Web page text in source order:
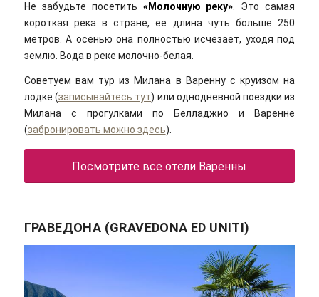
Не забудьте посетить «Молочную реку» . Это самая
короткая река в стране, ее длина чуть больше 250
метров. А осенью она полностью исчезает, уходя под
землю. Вода в реке молочно-белая.
Советуем вам тур из Милана в Варенну с круизом на
лодке (записывайтесь тут) или однодневной поездки из
Милана с прогулками по Белладжио и Варенне
(забронировать можно здесь).
Посмотрите все отели Варенны
ГРАВЕДОНА (GRAVEDONA ED UNITI)